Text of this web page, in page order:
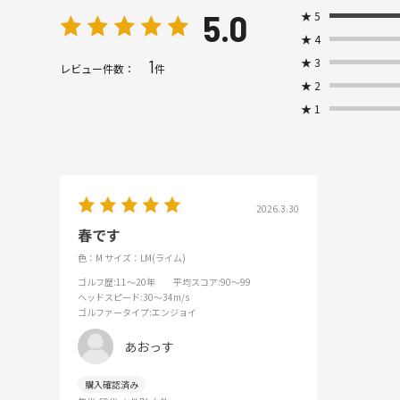
5.0
レビュー件数： 1件
★5
★4
★3
★ 2
★ 1
2026.3.30
春です
色：M サイズ：LM(ライム)
ゴルフ歴:11～20年 平均スコア:90～99
ヘッドスピード:30～34m/s
ゴルファータイプ:エンジョイ
あおっす